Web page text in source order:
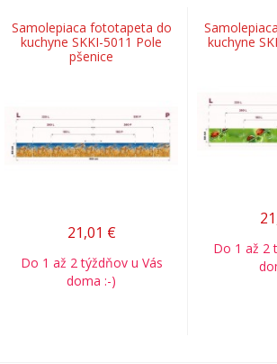
Samolepiaca fototapeta do
kuchyne SKKI-5011 Pole
pšenice
21,01 €
Do 1 až 2 týždňov u Vás
doma :-)
kuchyne
Do 1 až 2